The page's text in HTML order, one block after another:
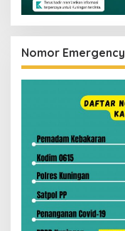
Nomor Emergency